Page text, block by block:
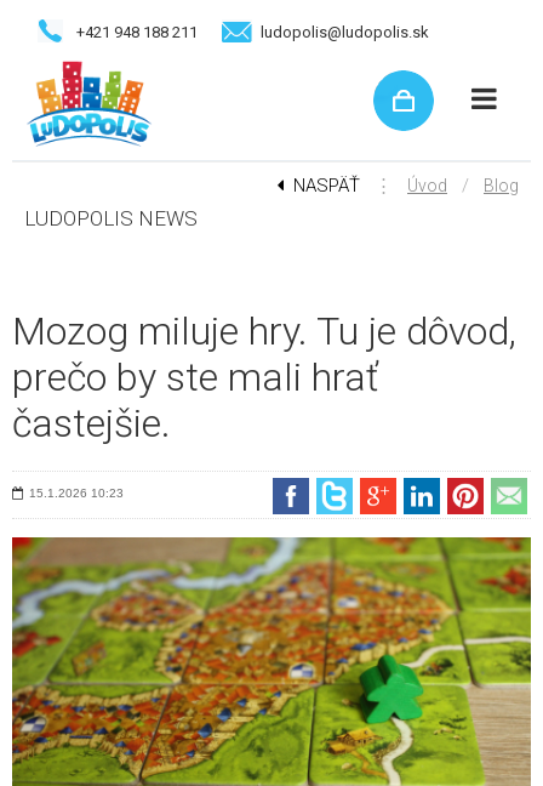
+421 948 188 211 ludopolis@ludopolis.sk
NASPÄŤ ⋮ Úvod / Blog
LUDOPOLIS NEWS
Mozog miluje hry. Tu je dôvod,
prečo by ste mali hrať
častejšie.
15.1.2026 10:23